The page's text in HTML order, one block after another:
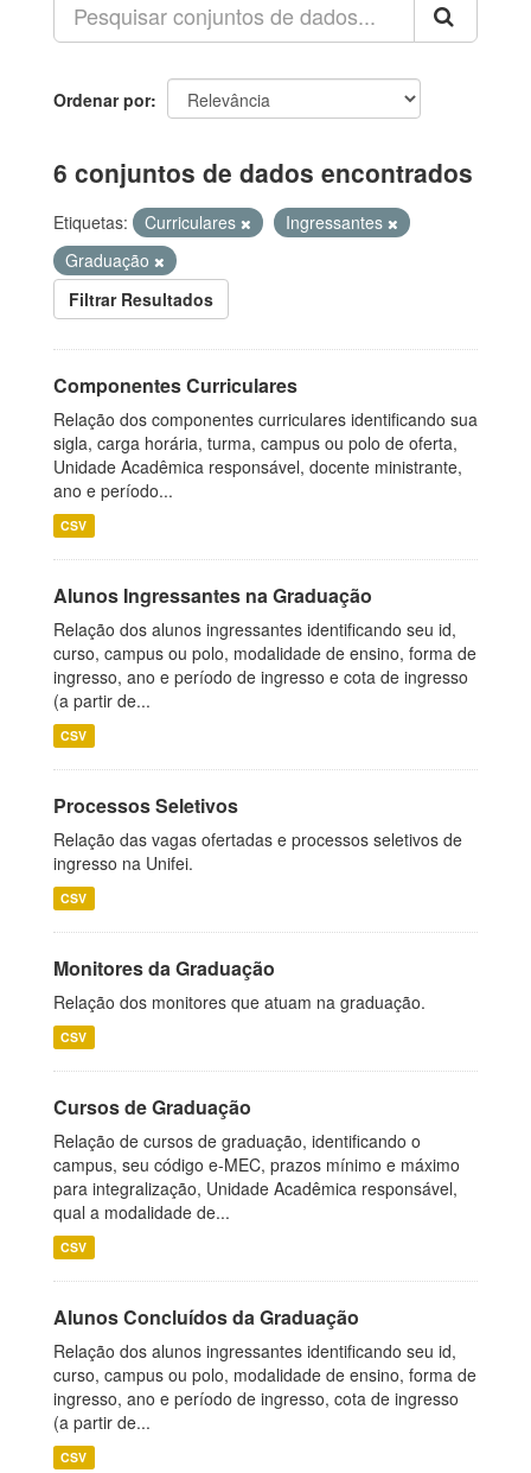
Ordenar por
6 conjuntos de dados encontrados
Etiquetas: Curriculares
Ingressantes
Graduação
Filtrar Resultados
Componentes Curriculares
Relação dos componentes curriculares identificando sua
sigla, carga horária, turma, campus ou polo de oferta,
Unidade Acadêmica responsável, docente ministrante,
ano e período...
CSV
Alunos Ingressantes na Graduação
Relação dos alunos ingressantes identificando seu id,
curso, campus ou polo, modalidade de ensino, forma de
ingresso, ano e período de ingresso e cota de ingresso
(a partir de...
CSV
Processos Seletivos
Relação das vagas ofertadas e processos seletivos de
ingresso na Unifei.
CSV
Monitores da Graduação
Relação dos monitores que atuam na graduação.
CSV
Cursos de Graduação
Relação de cursos de graduação, identificando o
campus, seu código e-MEC, prazos mínimo e máximo
para integralização, Unidade Acadêmica responsável,
qual a modalidade de...
CSV
Alunos Concluídos da Graduação
Relação dos alunos ingressantes identificando seu id,
curso, campus ou polo, modalidade de ensino, forma de
ingresso, ano e período de ingresso, cota de ingresso
(a partir de...
CSV